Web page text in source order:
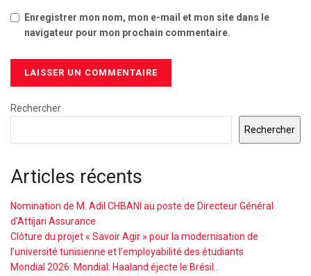
Enregistrer mon nom, mon e-mail et mon site dans le
navigateur pour mon prochain commentaire.
Rechercher
Rechercher
Articles récents
Nomination de M. Adil CHBANI au poste de Directeur Général
d’Attijari Assurance
Clôture du projet « Savoir Agir » pour la modernisation de
l’université tunisienne et l’employabilité des étudiants
Mondial 2026: Mondial: Haaland éjecte le Brésil..